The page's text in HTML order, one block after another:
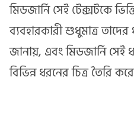
মিডজার্নি সেই টেক্সটকে
ব্যবহারকারী শুধুমাত্র
জানায়, এবং মিডজার্নি সেই
বিভিন্ন ধরনের চিত্র তৈরি